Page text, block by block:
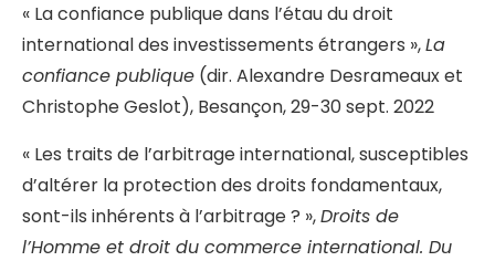
« La confiance publique dans l’étau du droit
international des investissements étrangers »,La
confiance publique (dir. Alexandre Desrameaux et
Christophe Geslot), Besançon, 29-30 sept. 2022
« Les traits de l’arbitrage international, susceptibles
d’altérer la protection des droits fondamentaux,
sont-ils inhérents à l’arbitrage ? »,Droits de
l’Homme et droit du commerce international. Du